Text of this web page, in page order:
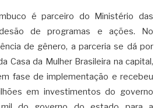
é parceiro do Ministério das
de programas e ações. No
de gênero, a parceria se dá por
Casa da Mulher Brasileira na capital,
fase de implementação e recebeu
em investimentos do governo